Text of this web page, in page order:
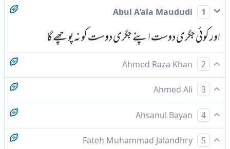
1
اور کوئی جگری دوست اپنے جگری دوست کو نہ پوچھے گا
2
اور کوئی دوست کسی دوست کی بات نہ پوچھے گا
3
اور کوئی دوست کسی دوست کو نہیں پوچھے گا
4
اور کوئی دوست کسی دوست کو نہ پوچھے گا۔
5